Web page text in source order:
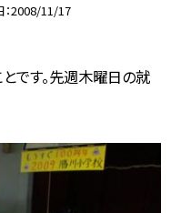
2008/11/17
です。先週木曜日の就